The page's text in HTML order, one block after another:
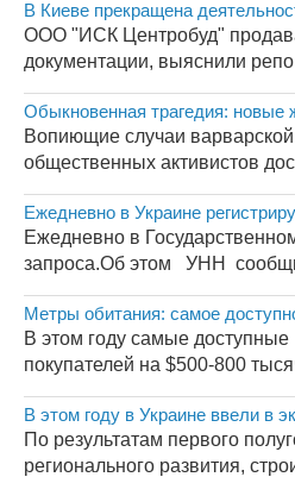
В Киеве прекращена
ООО "ИСК Центробуд"
документации, выяснили
Обыкновенная трагедия: новые
Вопиющие случаи
общественных активистов
Ежедневно в Украине
Ежедневно в
запроса.Об этом УНН
Метры обитания: самое
В этом году самые
покупателей на $500-800
В этом году в Украине ввели в
По результатам первого
регионального развития,